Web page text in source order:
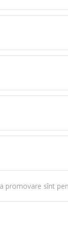
promovare sînt